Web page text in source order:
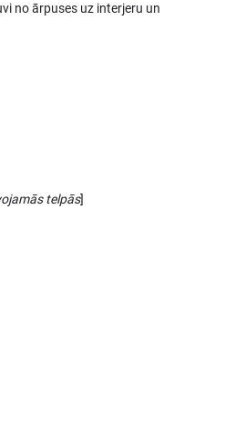
no ārpuses uz interjeru un
telpās]